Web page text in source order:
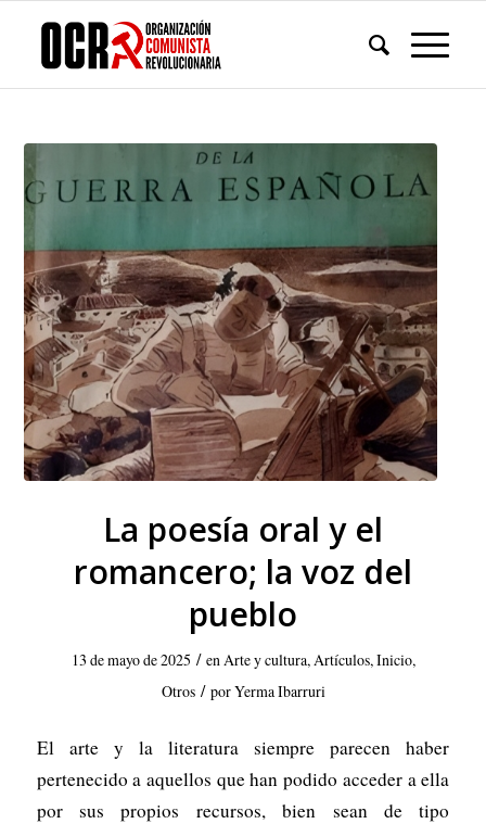
La poesía oral y el
romancero; la voz del
pueblo
13 de mayo de 2025 / enArte y cultura,Artículos,Inicio,
Otros / porYerma Ibarruri
El arte y la literatura siempre parecen haber
pertenecido a aquellos que han podido acceder a ella
por sus propios recursos, bien sean de tipo